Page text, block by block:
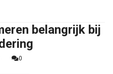
belangrijk bij
0